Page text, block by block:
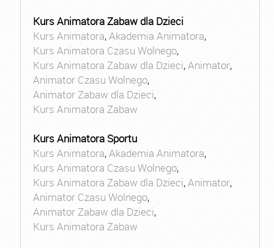
Kurs Animatora Zabaw dla Dzieci
Kurs Animatora,Akademia Animatora,
Kurs Animatora Czasu Wolnego,
Kurs Animatora Zabaw dla Dzieci,Animator,
Animator Czasu Wolnego,
Animator Zabaw dla Dzieci,
Kurs Animatora Zabaw
Kurs Animatora Sportu
Kurs Animatora,Akademia Animatora,
Kurs Animatora Czasu Wolnego,
Kurs Animatora Zabaw dla Dzieci,Animator,
Animator Czasu Wolnego,
Animator Zabaw dla Dzieci,
Kurs Animatora Zabaw